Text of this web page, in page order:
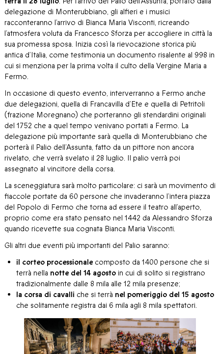
delegazione di Monterubbiano, gli alfieri e i musici
racconteranno l’arrivo di Bianca Maria Visconti, ricreando
l’atmosfera voluta da Francesco Sforza per accogliere in città la
sua promessa sposa. Inizia così la rievocazione storica più
antica d’Italia, come testimonia un documento risalente al 998 in
cui si menziona per la prima volta il culto della Vergine Maria a
Fermo.
In occasione di questo evento, interverranno a Fermo anche
due delegazioni, quella di Francavilla d’Ete e quella di Petritoli
(frazione Moregnano) che porteranno gli stendardini originali
del 1752 che a quel tempo venivano portati a Fermo. La
delegazione più importante sarà quella di Monterubbiano che
porterà il Palio dell’Assunta, fatto da un pittore non ancora
rivelato, che verrà svelato il 28 luglio. Il palio verrà poi
assegnato al vincitore della corsa.
La sceneggiatura sarà molto particolare: ci sarà un movimento di
fiaccole portate da 60 persone che invaderanno l’intera piazza
del Popolo di Fermo che torna ad essere il teatro all’aperto,
proprio come era stato pensato nel 1442 da Alessandro Sforza
quando ricevette sua cognata Bianca Maria Visconti.
Gli altri due eventi più importanti del Palio saranno:
il corteo processionalecomposto da 1400 persone che si
terrà nella notte del 14 agosto in cui di solito si registrano
tradizionalmente dalle 8 mila alle 12 mila presenze;
la corsa di cavalli che si terrà nel pomeriggio del 15 agosto
che solitamente registra dai 6 mila agli 8 mila spettatori.